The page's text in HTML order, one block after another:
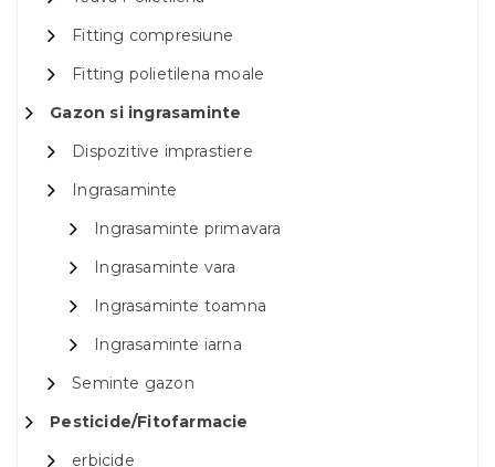
Fitting compresiune
Fitting polietilena moale
Gazon si ingrasaminte
Dispozitive imprastiere
Ingrasaminte
Ingrasaminte primavara
Ingrasaminte vara
Ingrasaminte toamna
Ingrasaminte iarna
Seminte gazon
Pesticide/Fitofarmacie
erbicide